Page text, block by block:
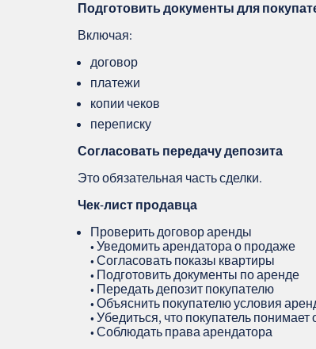
Подготовить документы для
Включая:
договор
платежи
копии чеков
переписку
Согласовать передачу депозита
Это обязательная часть сделки.
Чек‑лист продавца
Проверить договор аренды
• Уведомить арендатора о продаже
• Согласовать показы квартиры
• Подготовить документы по аренде
• Передать депозит покупателю
• Объяснить покупателю условия
• Убедиться, что покупатель понимает
• Соблюдать права арендатора